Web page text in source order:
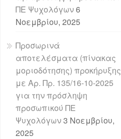
ΠΕ Ψυχολόγων6
Νοεμβρίου, 2025
Προσωρινά
αποτελέσματα (πίνακας
μοριοδότησης) προκήρυξης
με Αρ. Πρ. 135/16-10-2025
για την πρόσληψη
προσωπικού ΠΕ
Ψυχολόγων3 Νοεμβρίου,
2025